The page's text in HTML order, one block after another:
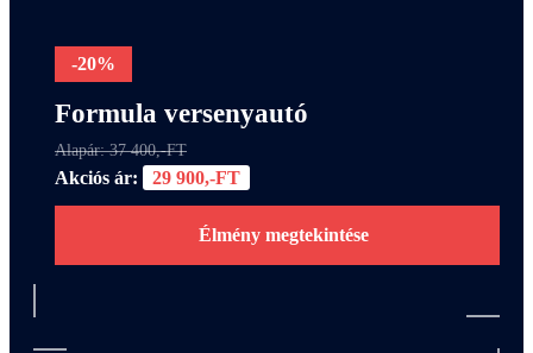
-20%
Formula versenyautó
Alapár: 37 400,-FT
Akciós ár: 29 900,-FT
Élmény megtekintése